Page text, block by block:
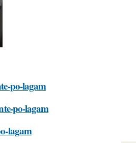
po-lagam
po-lagam
lagam